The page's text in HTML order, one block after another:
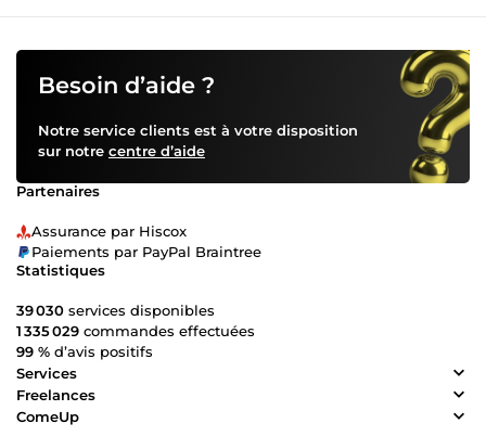
Besoin d’aide ?
Notre service clients est à votre disposition
sur notre centre d’aide
Partenaires
Assurance par Hiscox
Paiements par PayPal Braintree
Statistiques
39 030 services disponibles
1 335 029 commandes effectuées
99 % d’avis positifs
Services
Freelances
ComeUp